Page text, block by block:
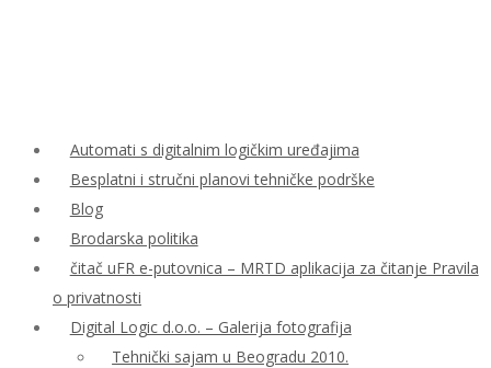
Automati s digitalnim logičkim uređajima
Besplatni i stručni planovi tehničke podrške
Blog
Brodarska politika
čitač uFR e-putovnica – MRTD aplikacija za čitanje Pravila
o privatnosti
Digital Logic d.o.o. – Galerija fotografija
Tehnički sajam u Beogradu 2010.